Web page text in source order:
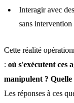
Interagir avec
sans
Cette réalité
: où s'exécutent ces
manipulent ? Quelle
Les réponses à ces